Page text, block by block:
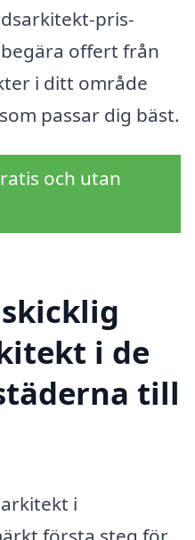
pris-
offert från
i ditt område
passar dig bäst.
och utan
i de
till
i